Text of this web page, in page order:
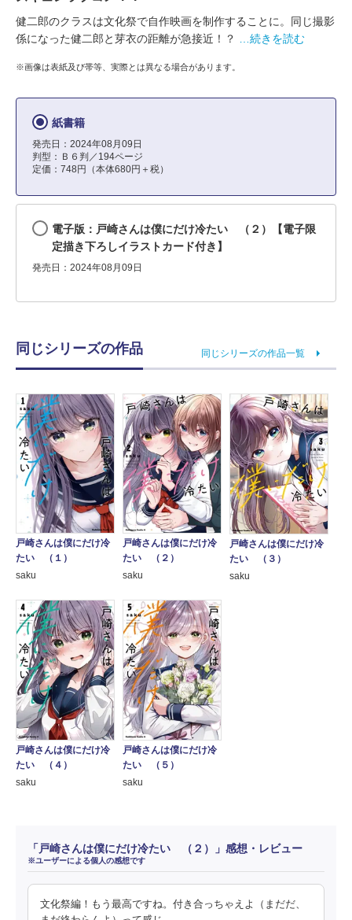
健二郎のクラスは文化祭で自作映画を制作することに。同じ撮影
係になった健二郎と芽衣の距離が急接近！？
…続きを読む
※画像は表紙及び帯等、実際とは異なる場合があります。
紙書籍
発売日：2024年08月09日
判型：Ｂ６判／194ページ
定価：748円（本体680円＋税）
電子版：戸崎さんは僕にだけ冷たい （２）【電子限
定描き下ろしイラストカード付き】
発売日：2024年08月09日
同じシリーズの作品 同じシリーズの作品一覧
戸崎さんは僕にだけ冷
たい （１）
saku
戸崎さんは僕にだけ冷
たい （２）
saku
戸崎さんは僕にだけ冷
たい （３）
saku
戸崎さんは僕にだけ冷
たい （４）
saku
戸崎さんは僕にだけ冷
たい （５）
saku
「戸崎さんは僕にだけ冷たい （２）」感想・レビュー
※ユーザーによる個人の感想です
文化祭編！もう最高ですね。付き合っちゃえよ（まだだ、